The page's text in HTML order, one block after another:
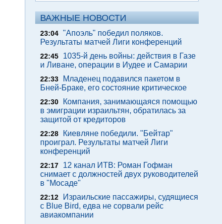
ВАЖНЫЕ НОВОСТИ
23:04 "Апоэль" победил поляков.
Результаты матчей Лиги конференций
22:45
1035-й день войны: действия в Газе
и Ливане, операции в Иудее и Самарии
22:33
Младенец подавился пакетом в
Бней-Браке, его состояние критическое
22:30
Компания, занимающаяся помощью
в эмиграции израильтян, обратилась за
защитой от кредиторов
22:28
Киевляне победили. "Бейтар"
проиграл. Результаты матчей Лиги
конференций
22:17
12 канал ИТВ: Роман Гофман
снимает с должностей двух руководителей
в "Мосаде"
22:12
Израильские пассажиры, судящиеся
с Blue Bird, едва не сорвали рейс
авиакомпании